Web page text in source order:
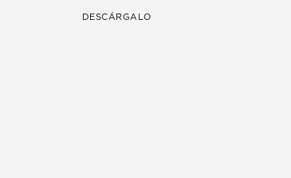
DESCÁRGALO